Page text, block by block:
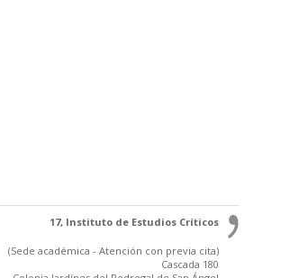
17, Instituto de Estudios Críticos
(Sede académica - Atención con previa cita)
Cascada 180